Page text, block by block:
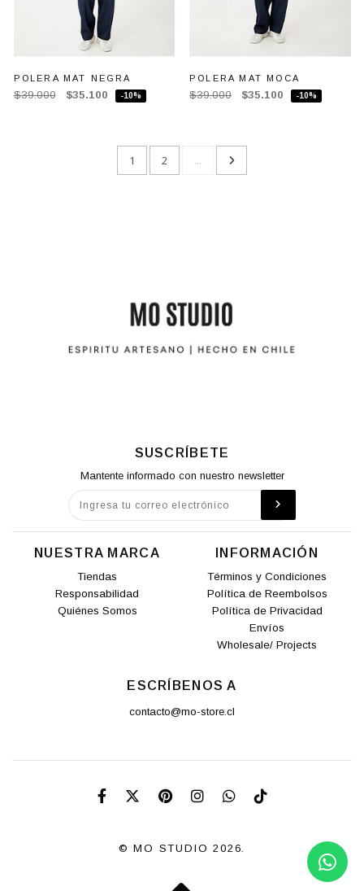
POLERA MAT NEGRA
$39.000 $35.100 -10%
POLERA MAT MOCA
$39.000 $35.100 -10%
1 2 ...
SUSCRÍBETE
Mantente informado con nuestro newsletter
NUESTRA MARCA
Tiendas
Responsabilidad
Quiénes Somos
INFORMACIÓN
Términos y Condiciones
Política de Reembolsos
Política de Privacidad
Envíos
Wholesale/ Projects
ESCRÍBENOS A
contacto@mo-store.cl
© MO STUDIO 2026.